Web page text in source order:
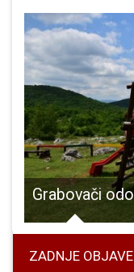
ZADNJE OBJAVE